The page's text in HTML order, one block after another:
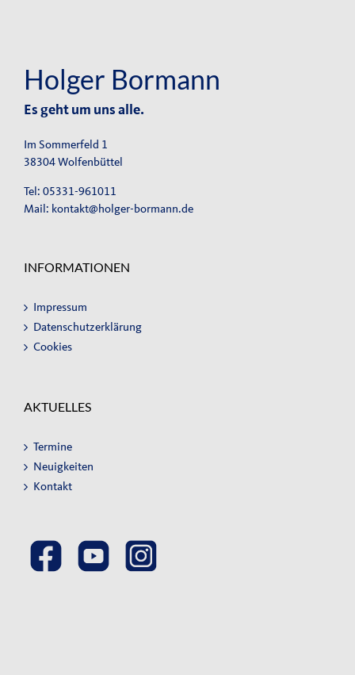
Holger Bormann
Es geht um uns alle.
Im Sommerfeld 1
38304 Wolfenbüttel
Tel: 05331-961011
Mail: kontakt@holger-bormann.de
INFORMATIONEN
Impressum
Datenschutzerklärung
Cookies
AKTUELLES
Termine
Neuigkeiten
Kontakt